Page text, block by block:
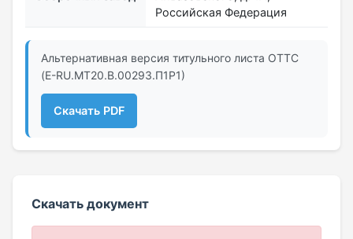
Российская Федерация
Альтернативная версия титульного листа ОТТС
(E-RU.МТ20.B.00293.П1Р1)
Скачать PDF
Скачать документ